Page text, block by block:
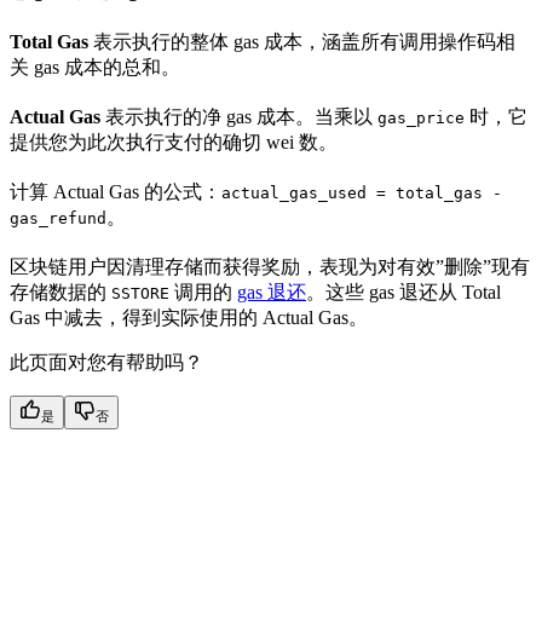
Total Gas 表示执行的整体 gas 成本，涵盖所有调用操作码相
关 gas 成本的总和。
Actual Gas 表示执行的净 gas 成本。当乘以 gas_price 时，它
提供您为此次执行支付的确切 wei 数。
计算 Actual Gas 的公式： actual_gas_used = total_gas -
gas_refund 。
区块链用户因清理存储而获得奖励，表现为对有效”删除”现有
存储数据的 SSTORE 调用的 gas 退还。这些 gas 退还从 Total
Gas 中减去，得到实际使用的 Actual Gas。
此页面对您有帮助吗？
是 否